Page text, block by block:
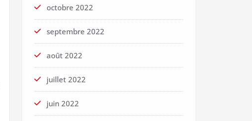
octobre 2022
septembre 2022
août 2022
juillet 2022
juin 2022